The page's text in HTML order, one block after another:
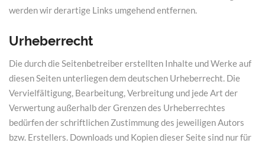
werden wir derartige Links umgehend entfernen.
Urheberrecht
Die durch die Seitenbetreiber erstellten Inhalte und Werke auf
diesen Seiten unterliegen dem deutschen Urheberrecht. Die
Vervielfältigung, Bearbeitung, Verbreitung und jede Art der
Verwertung außerhalb der Grenzen des Urheberrechtes
bedürfen der schriftlichen Zustimmung des jeweiligen Autors
bzw. Erstellers. Downloads und Kopien dieser Seite sind nur für